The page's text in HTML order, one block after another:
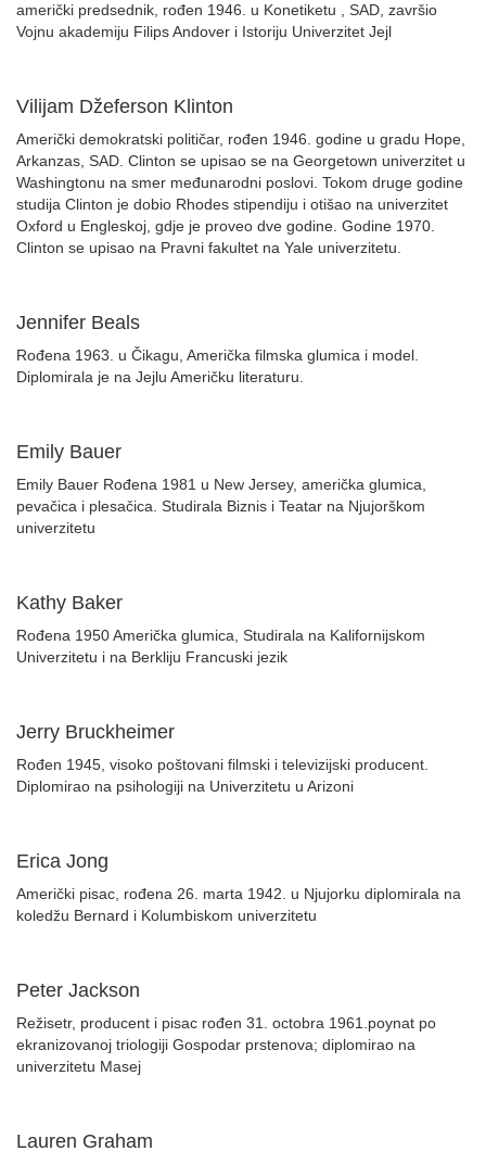
američki predsednik, rođen 1946. u Konetiketu , SAD, završio
Vojnu akademiju Filips Andover i Istoriju Univerzitet Jejl
Vilijam Džeferson Klinton
Američki demokratski političar, rođen 1946. godine u gradu Hope,
Arkanzas, SAD. Clinton se upisao se na Georgetown univerzitet u
Washingtonu na smer međunarodni poslovi. Tokom druge godine
studija Clinton je dobio Rhodes stipendiju i otišao na univerzitet
Oxford u Engleskoj, gdje je proveo dve godine. Godine 1970.
Clinton se upisao na Pravni fakultet na Yale univerzitetu.
Jennifer Beals
Rođena 1963. u Čikagu, Američka filmska glumica i model.
Diplomirala je na Jejlu Američku literaturu.
Emily Bauer
Emily Bauer Rođena 1981 u New Jersey, američka glumica,
pevačica i plesačica. Studirala Biznis i Teatar na Njujorškom
univerzitetu
Kathy Baker
Rođena 1950 Američka glumica, Studirala na Kalifornijskom
Univerzitetu i na Berkliju Francuski jezik
Jerry Bruckheimer
Rođen 1945, visoko poštovani filmski i televizijski producent.
Diplomirao na psihologiji na Univerzitetu u Arizoni
Erica Jong
Američki pisac, rođena 26. marta 1942. u Njujorku diplomirala na
koledžu Bernard i Kolumbiskom univerzitetu
Peter Jackson
Režisetr, producent i pisac rođen 31. octobra 1961.poynat po
ekranizovanoj triologiji Gospodar prstenova; diplomirao na
univerzitetu Masej
Lauren Graham